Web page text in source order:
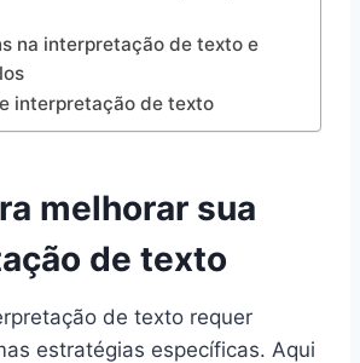
na interpretação de texto e
interpretação de texto
melhorar sua
de texto
de texto requer
estratégias específicas. Aqui